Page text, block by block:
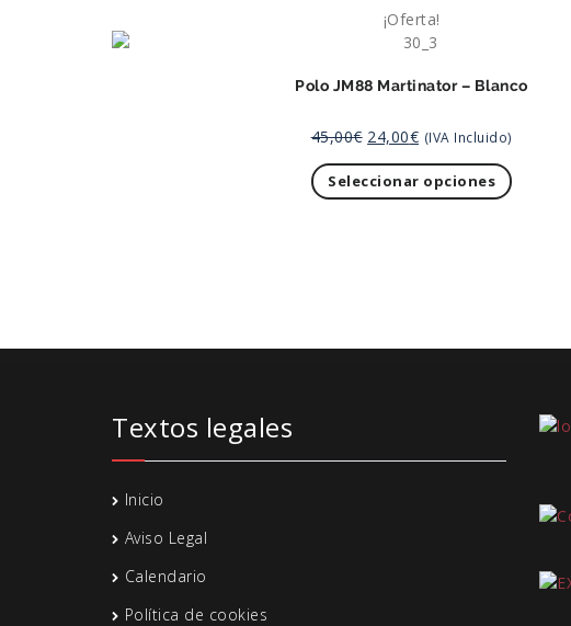
¡Oferta!
Polo JM88 Martinator – Blanco
45,00€ 24,00€ (IVA Incluido)
Seleccionar opciones
Textos legales
Inicio
Aviso Legal
Calendario
Política de cookies